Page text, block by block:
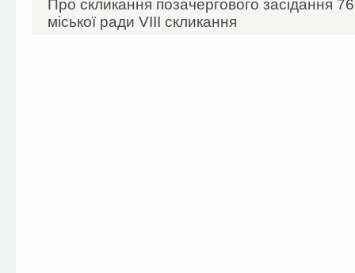
Про скликання позачергового засідання 76-
міської ради VIIІ скликання